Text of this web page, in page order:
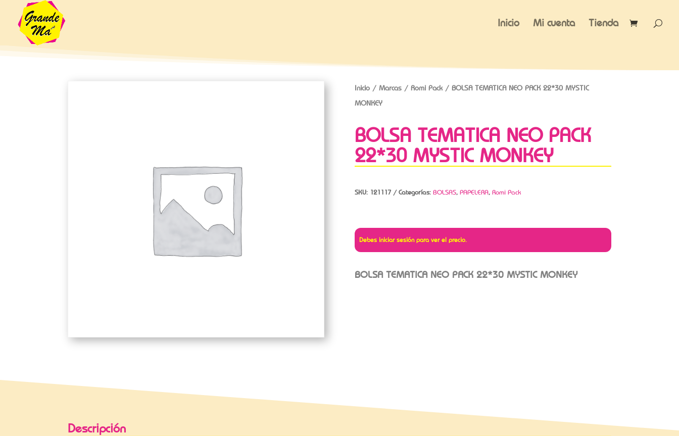
Inicio Mi cuenta Tienda
Inicio/ Marcas/ Romi Pack/ BOLSA TEMATICA NEO PACK 22*30 MYSTIC
MONKEY
BOLSA TEMATICA NEO PACK
22*30 MYSTIC MONKEY
SKU: 121117 Categorías: BOLSAS, PAPELERA, Romi Pack
Debes iniciar sesión para ver el precio.
BOLSA TEMATICA NEO PACK 22*30 MYSTIC MONKEY
Descripción